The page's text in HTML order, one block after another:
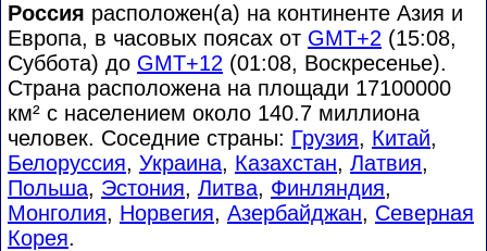
Россия расположен(а) на континенте Азия и
Европа, в часовых поясах от GMT+2 (15:08,
Суббота) до GMT+12 (01:08, Воскресенье).
Страна расположена на площади 17100000
км² с населением около 140.7 миллиона
человек. Соседние страны: Грузия, Китай,
Белоруссия, Украина, Казахстан, Латвия,
Польша, Эстония, Литва, Финляндия,
Монголия, Норвегия, Азербайджан, Северная
Корея.